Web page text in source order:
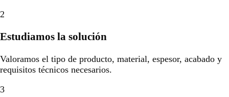
2
Estudiamos la solución
Valoramos el tipo de producto, material, espesor, acabado y
requisitos técnicos necesarios.
3